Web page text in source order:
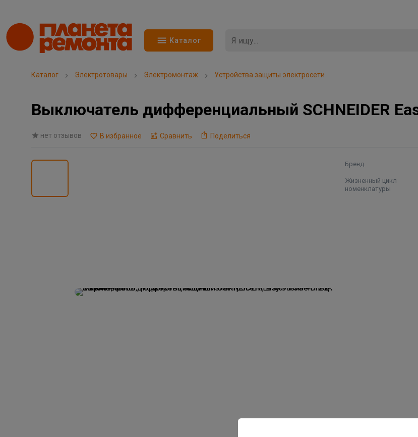
Каталог
Каталог Электротовары Электромонтаж Устройства защиты электросети
Выключатель дифференциальный SCHNEIDER
нет отзывов В избранное Сравнить Поделиться
Бренд
Жизненный цикл
номенклатуры